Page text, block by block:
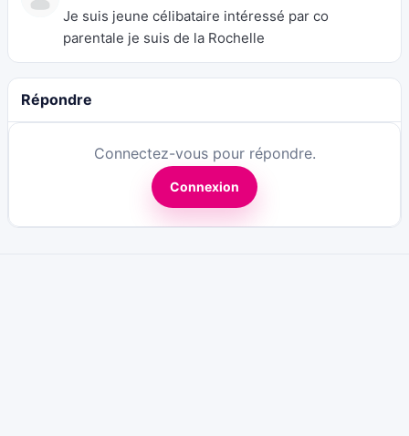
Je suis jeune célibataire intéressé par co
parentale je suis de la Rochelle
Répondre
Connectez-vous pour répondre.
Connexion